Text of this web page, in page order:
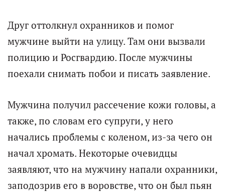
Друг оттолкнул охранников и помог
мужчине выйти на улицу. Там они вызвали
полицию и Росгвардию. После мужчины
поехали снимать побои и писать заявление.
Мужчина получил рассечение кожи головы, а
также, по словам его супруги, у него
начались проблемы с коленом, из-за чего он
начал хромать. Некоторые очевидцы
заявляют, что на мужчину напали охранники,
заподозрив его в воровстве, что он был пьян